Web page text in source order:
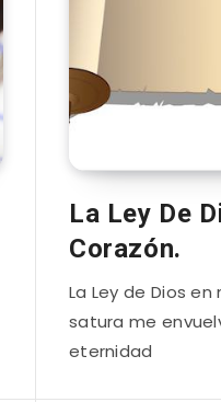
La Ley De
Corazón.
La Ley de Dios
satura me
eternidad